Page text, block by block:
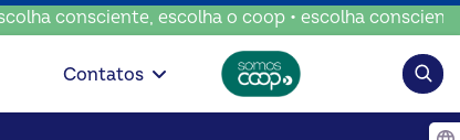
escolha o coop • escolha consciente,
Contatos